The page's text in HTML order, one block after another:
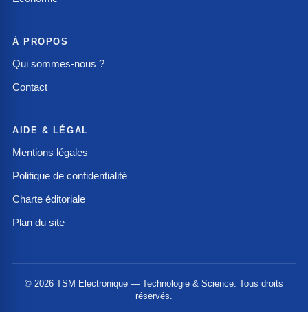
À PROPOS
Qui sommes-nous ?
Contact
AIDE & LÉGAL
Mentions légales
Politique de confidentialité
Charte éditoriale
Plan du site
© 2026 TSM Electronique — Technologie & Science. Tous droits
réservés.